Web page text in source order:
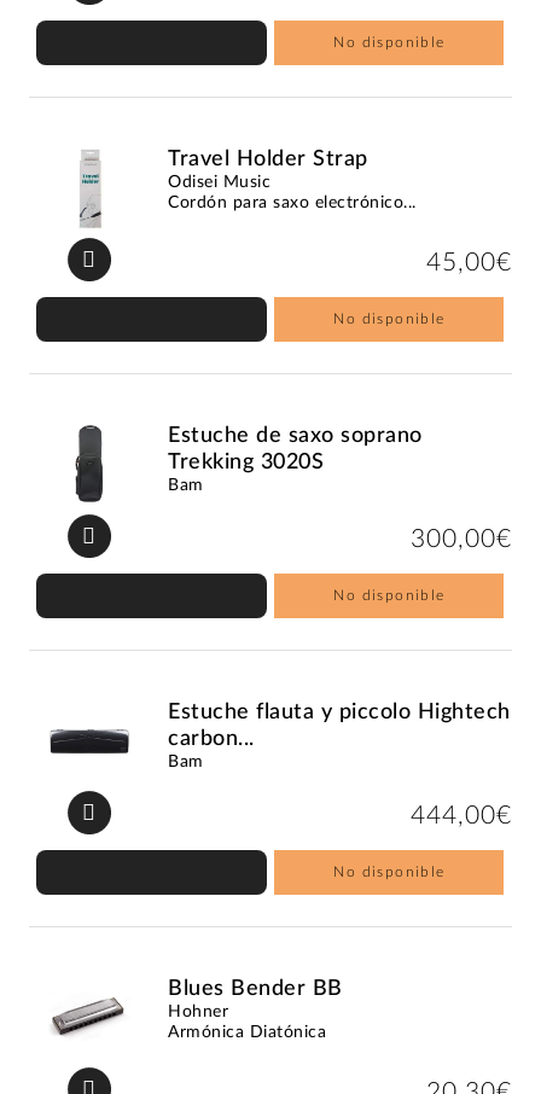
No disponible
Travel Holder Strap
Odisei Music
Cordón para saxo electrónico...
45,00€
No disponible
Estuche de saxo soprano
Trekking 3020S
Bam
300,00€
No disponible
Estuche flauta y piccolo Hightech
carbon...
Bam
444,00€
No disponible
Blues Bender BB
Hohner
Armónica Diatónica